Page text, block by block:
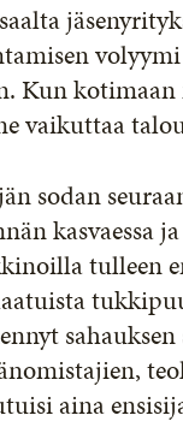
Kun
vaikuttaa
sodan
kasvaessa
tulleen
aina